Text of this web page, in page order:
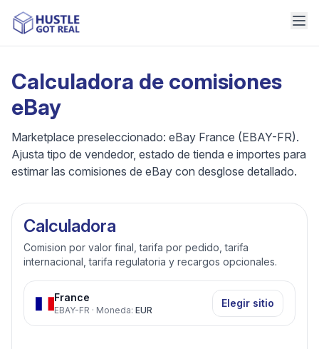
Calculadora de comisiones
eBay
Marketplace preseleccionado: eBay France (EBAY-FR).
Ajusta tipo de vendedor, estado de tienda e importes para
estimar las comisiones de eBay con desglose detallado.
Calculadora
Comision por valor final, tarifa por pedido, tarifa
internacional, tarifa regulatoria y recargos opcionales.
France
EBAY-FR · Moneda: EUR
Elegir sitio